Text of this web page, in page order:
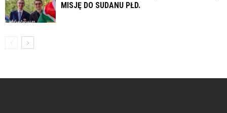
MISJĘ DO SUDANU PŁD.